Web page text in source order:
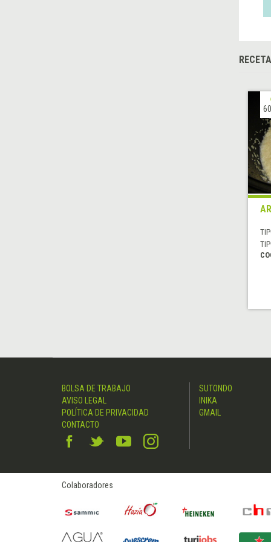
BOLSA DE TRABAJO
AVISO LEGAL
POLÍTICA DE PRIVACIDAD
CONTACTO
SUTONDO
INIKA
GMAIL
Colaboradores